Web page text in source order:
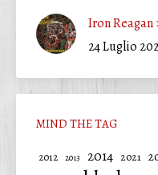
Iron
24 Luglio
MIND THE TAG
2012 2013 2014 2021